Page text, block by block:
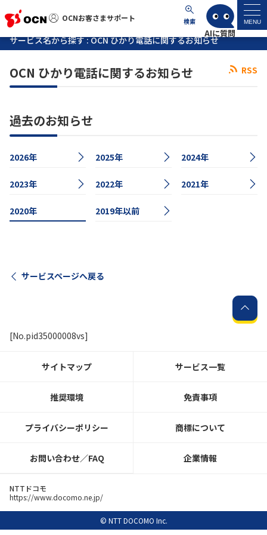
OCNお客さまサポート 検索 MENU
OCNお客さまサポート
マイページ
サポートトップ
サービス名から探す
よくあるご質問
まはこちら
サービス
OCN サービス一覧
サービス名から探す : OCN ひかり電話に関するお知らせ
RSS
OCN ひかり電話に関するお知らせ
過去のお知らせ
2026年 2025年 2024年
2023年 2022年 2021年
2020年 2019年以前
サービスページへ戻る
[No.pid35000008vs]
サイトマップ サービス一覧
推奨環境 免責事項
プライバシーポリシー 商標について
お問い合わせ／FAQ 企業情報
NTTドコモ
https://www.docomo.ne.jp/
© NTT DOCOMO Inc.